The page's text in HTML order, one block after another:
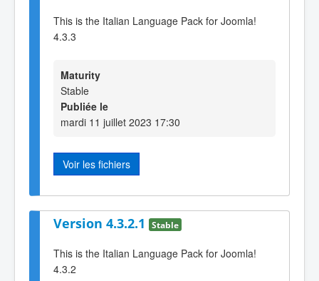
This is the Italian Language Pack for Joomla!
4.3.3
Maturity
Stable
Publiée le
mardi 11 juillet 2023 17:30
Voir les fichiers
Version 4.3.2.1 Stable
This is the Italian Language Pack for Joomla!
4.3.2